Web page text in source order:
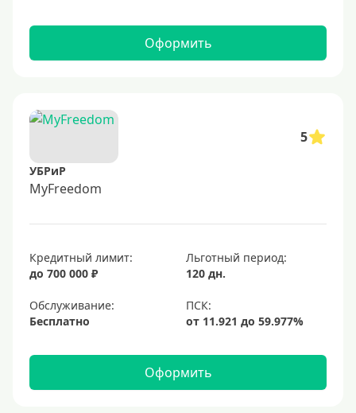
Оформить
5
УБРиР
MyFreedom
Кредитный лимит:
до 700 000 ₽
Льготный период:
120 дн.
Обслуживание:
Бесплатно
Оформить